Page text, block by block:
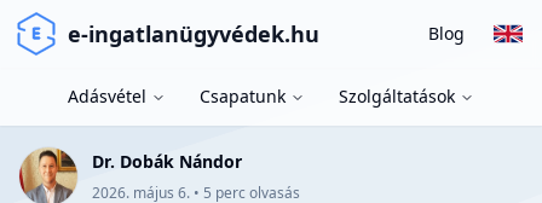
e-ingatlanügyvédek.hu Blog
Adásvétel Csapatunk Szolgáltatások
Dr. Dobák Nándor
2026. május 6. • 5 perc olvasás